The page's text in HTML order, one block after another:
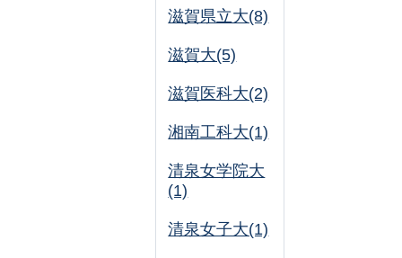
滋賀県立大(8)
滋賀大(5)
滋賀医科大(2)
湘南工科大(1)
清泉女学院大
(1)
清泉女子大(1)